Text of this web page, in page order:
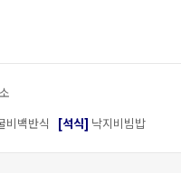
비백반식 [석식] 낙지비빔밥